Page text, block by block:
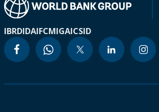
IBRDIDAIFCMIGAICSID